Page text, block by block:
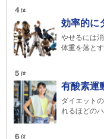
効率的に
やせるには
体重を落と
有酸素運
ダイエット
れるほどの